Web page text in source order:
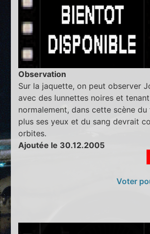
Observation
Sur la jaquette, on peut observer
avec des lunnettes noires et
normalement, dans cette scène du
plus ses yeux et du sang devrait
orbites.
Ajoutée le 30.12.2005
Voter